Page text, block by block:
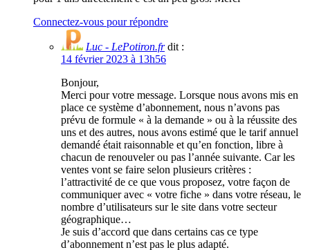
Connectez-vous pour répondre
Luc - LePotiron.fr dit :
14 février 2023 à 13h56
Bonjour,
Merci pour votre message. Lorsque nous avons mis en
place ce système d’abonnement, nous n’avons pas
prévu de formule « à la demande » ou à la réussite des
uns et des autres, nous avons estimé que le tarif annuel
demandé était raisonnable et qu’en fonction, libre à
chacun de renouveler ou pas l’année suivante. Car les
ventes vont se faire selon plusieurs critères :
l’attractivité de ce que vous proposez, votre façon de
communiquer avec « votre fiche » dans votre réseau, le
nombre d’utilisateurs sur le site dans votre secteur
géographique…
Je suis d’accord que dans certains cas ce type
d’abonnement n’est pas le plus adapté.